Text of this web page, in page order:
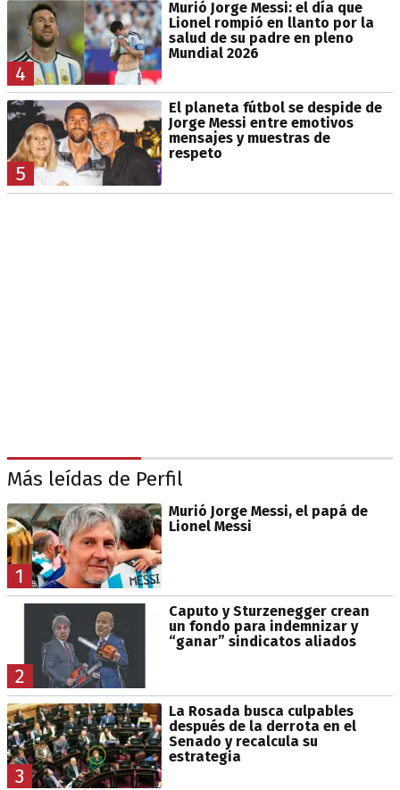
4
Murió Jorge Messi: el día que
Lionel rompió en llanto por la
salud de su padre en pleno
Mundial 2026
5
El planeta fútbol se despide de
Jorge Messi entre emotivos
mensajes y muestras de
respeto
Más leídas de Perfil
1
Murió Jorge Messi, el papá de
Lionel Messi
2
Caputo y Sturzenegger crean
un fondo para indemnizar y
“ganar” sindicatos aliados
3
La Rosada busca culpables
después de la derrota en el
Senado y recalcula su
estrategia